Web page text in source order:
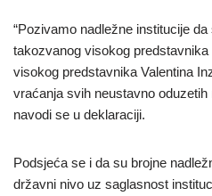
“Pozivamo nadležne institucije
takozvanog visokog
visokog predstavnika Valentina
vraćanja svih neustavno oduzetih
navodi se u deklaraciji.
Podsjeća se i da su brojne
državni nivo uz saglasnost